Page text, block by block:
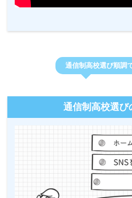
通信制高校選び順調
通信制高校選び